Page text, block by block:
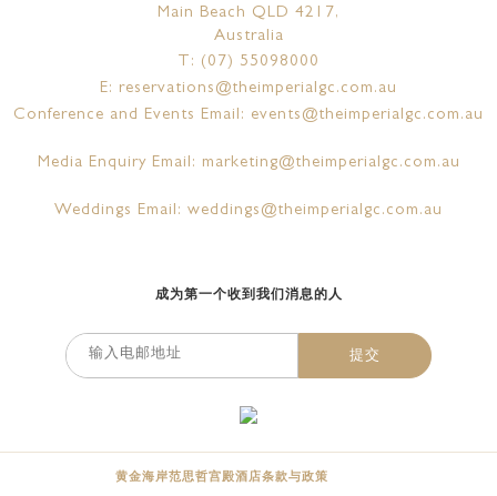
Main Beach QLD 4217,
Australia
T: (07) 55098000
E: reservations@theimperialgc.com.au
Conference and Events Email: events@theimperialgc.com.au
Media Enquiry Email: marketing@theimperialgc.com.au
Weddings Email: weddings@theimperialgc.com.au
成为第一个收到我们消息的人
提交
黄金海岸范思哲宫殿酒店条款与政策